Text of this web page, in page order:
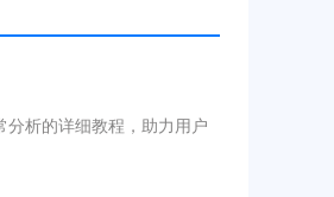
析的详细教程，助力用户